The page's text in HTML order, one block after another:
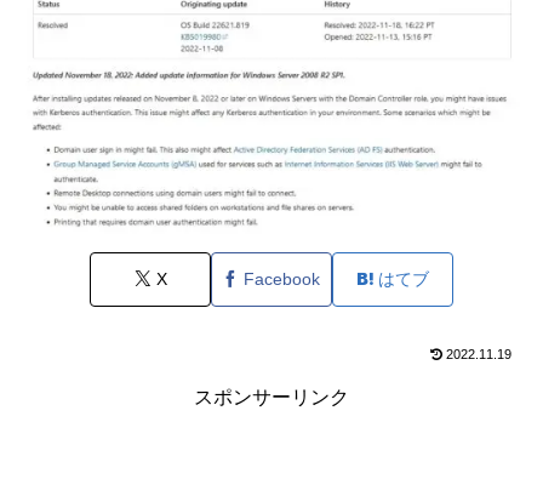
X Facebook はてブ
2022.11.19
スポンサーリンク